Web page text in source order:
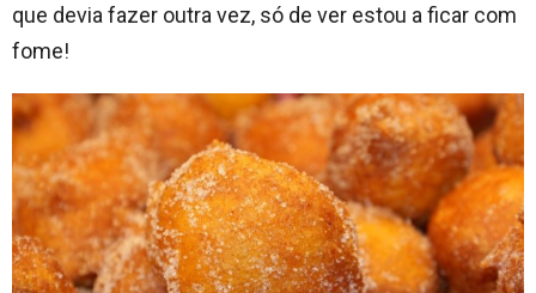
que devia fazer outra vez, só de ver estou a ficar com
fome!